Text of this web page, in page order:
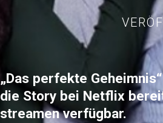
„Das perfekte
die Story bei Netflix
streamen verfügbar.